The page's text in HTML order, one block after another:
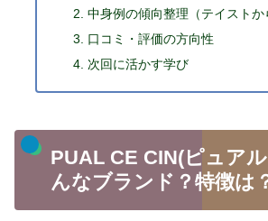
中身例の傾向整理（テイストか
口コミ・評価の方向性
次回に活かす学び
PUAL CE CIN(ピュア
んなブランド？特徴は